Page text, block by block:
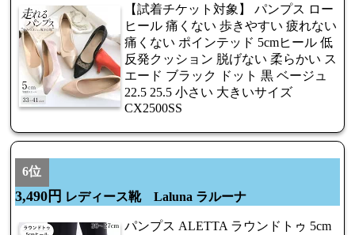
【試着チケット対象】 パンプス ロー
ヒール 痛くない 歩きやすい 疲れない
痛くない ポインテッド 5cmヒール 低
反発クッション 脱げない 柔らかい ス
エード ブラック ドット 黒 ベージュ
22.5 25.5 小さい 大きいサイズ
CX2500SS
6位
3,490円 レディース靴 Laluna ラルーナ
パンプス ALETTA ラウンドトゥ 5cm